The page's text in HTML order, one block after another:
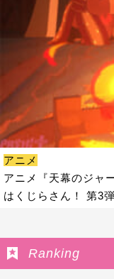
アニメ
アニメ『天幕のジャ
はくじらさん！ 第3
Ranking